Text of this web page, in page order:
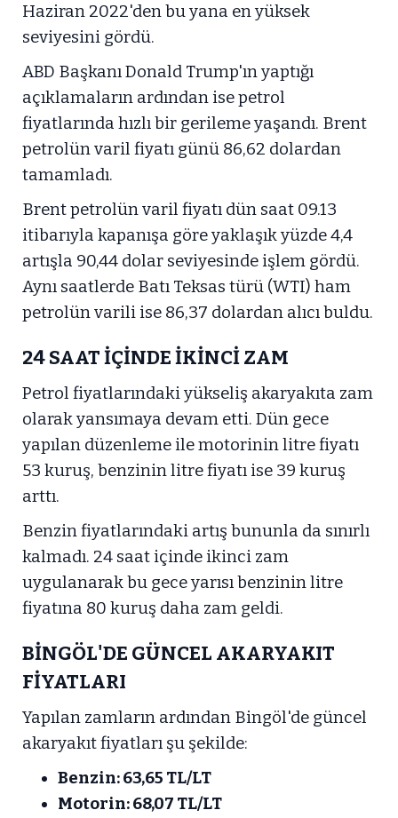
Haziran 2022'den bu yana en yüksek
seviyesini gördü.
ABD Başkanı Donald Trump'ın yaptığı
açıklamaların ardından ise petrol
fiyatlarında hızlı bir gerileme yaşandı. Brent
petrolün varil fiyatı günü 86,62 dolardan
tamamladı.
Brent petrolün varil fiyatı dün saat 09.13
itibarıyla kapanışa göre yaklaşık yüzde 4,4
artışla 90,44 dolar seviyesinde işlem gördü.
Aynı saatlerde Batı Teksas türü (WTI) ham
petrolün varili ise 86,37 dolardan alıcı buldu.
24 SAAT İÇİNDE İKİNCİ ZAM
Petrol fiyatlarındaki yükseliş akaryakıta zam
olarak yansımaya devam etti. Dün gece
yapılan düzenleme ile motorinin litre fiyatı
53 kuruş, benzinin litre fiyatı ise 39 kuruş
arttı.
Benzin fiyatlarındaki artış bununla da sınırlı
kalmadı. 24 saat içinde ikinci zam
uygulanarak bu gece yarısı benzinin litre
fiyatına 80 kuruş daha zam geldi.
BİNGÖL'DE GÜNCEL AKARYAKIT
FİYATLARI
Yapılan zamların ardından Bingöl'de güncel
akaryakıt fiyatları şu şekilde:
Benzin: 63,65 TL/LT
Motorin: 68,07 TL/LT